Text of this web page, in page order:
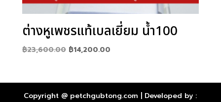
ต่างหูเพชรแท้เบลเยี่ยม น้ำ100
฿23,600.00 Original
฿23,600.00.
฿14,200.00Current
฿14,200.00.
Copyright @ petchgubtong.com | Developed by :